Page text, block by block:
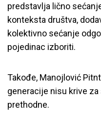
predstavlja lično
konteksta društva,
kolektivno sećanje
pojedinac izboriti.
Takođe, Manojlović
generacije nisu krive
prethodne.